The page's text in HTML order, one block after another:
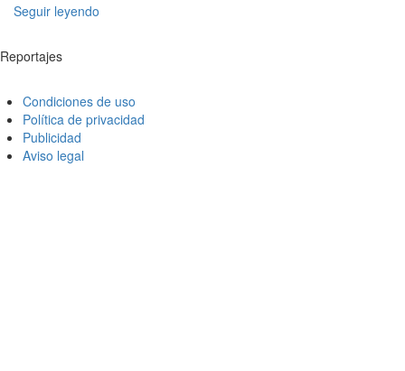
Seguir leyendo
Reportajes
Condiciones de uso
Política de privacidad
Publicidad
Aviso legal